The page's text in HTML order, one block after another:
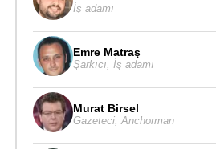
İş adamı
Emre Matraş
Şarkıcı İş adamı
Murat Birsel
Gazeteci Anchorman